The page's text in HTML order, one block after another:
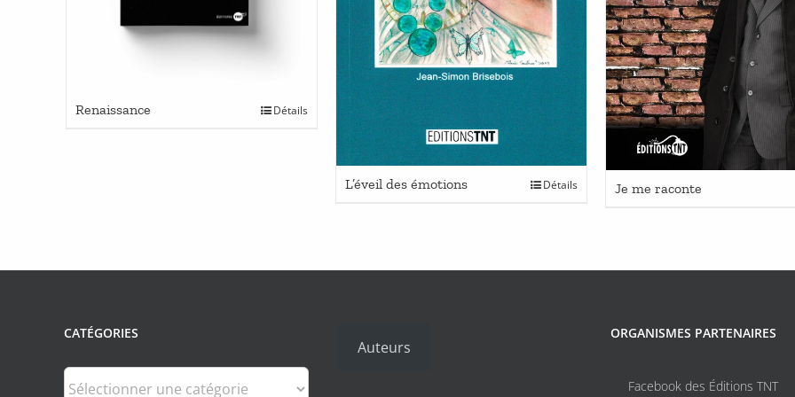
Renaissance Détails
L’éveil des émotions Détails Je me raconte
CATÉGORIES
Catégories
Auteurs
ORGANISMES PARTENAIRES
Facebook des Éditions TNT